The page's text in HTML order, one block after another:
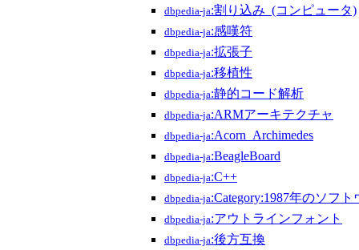
dbpedia-ja:割り込み_(コンピュータ)
dbpedia-ja:感嘆符
dbpedia-ja:拡張子
dbpedia-ja:移植性
dbpedia-ja:静的コード解析
dbpedia-ja:ARMアーキテクチャ
dbpedia-ja:Acorn_Archimedes
dbpedia-ja:BeagleBoard
dbpedia-ja:C++
dbpedia-ja:Category:1987年のソフト
dbpedia-ja:アウトラインフォント
dbpedia-ja:後方互換